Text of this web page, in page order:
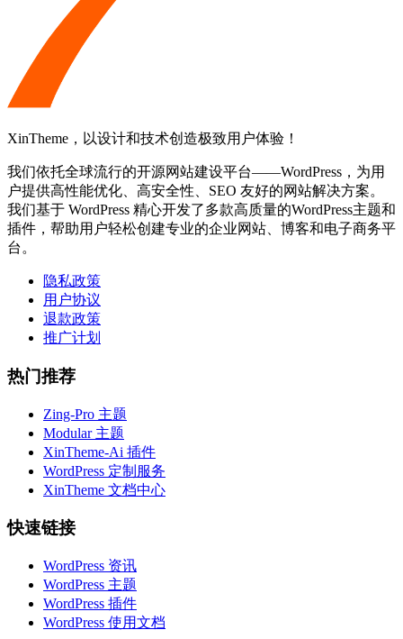
XinTheme，以设计和技术创造极致用户体验！
我们依托全球流行的开源网站建设平台——WordPress，为用
户提供高性能优化、高安全性、SEO 友好的网站解决方案。
我们基于 WordPress 精心开发了多款高质量的WordPress主题和
插件，帮助用户轻松创建专业的企业网站、博客和电子商务平
台。
隐私政策
用户协议
退款政策
推广计划
热门推荐
Zing-Pro 主题
Modular 主题
XinTheme-Ai 插件
WordPress 定制服务
XinTheme 文档中心
快速链接
WordPress 资讯
WordPress 主题
WordPress 插件
WordPress 使用文档